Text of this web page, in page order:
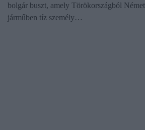
bolgár buszt, amely Törökországból
járműben tíz személy…